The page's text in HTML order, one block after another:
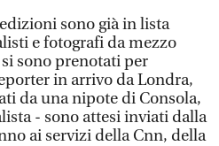
sono già in lista
e fotografi da mezzo
sono prenotati per
in arrivo da Londra,
da una nipote di Consola,
- sono attesi inviati dalla
ai servizi della Cnn, della